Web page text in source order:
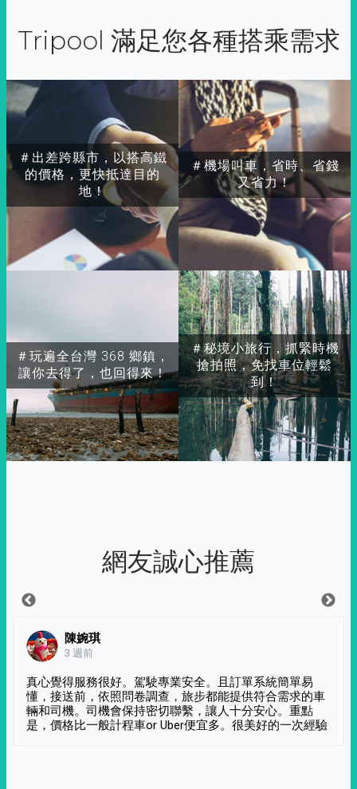
Tripool 滿足您各種搭乘需求
＃出差跨縣市，以搭高鐵
的價格，更快抵達目的
地！
＃玩遍全台灣 368 鄉鎮，
讓你去得了，也回得來！
＃秘境小旅行，抓緊時機
搶拍照，免找車位輕鬆
到！
＃機場叫車，省時、省錢
又省力！
網友誠心推薦
陳婉琪
3 週前
真心覺得服務很好。駕駛專業安全。且訂單系統簡單易
懂，接送前，依照問卷調查，旅步都能提供符合需求的車
輛和司機。司機會保持密切聯繫，讓人十分安心。重點
是，價格比一般計程車or Uber便宜多。很美好的一次經驗